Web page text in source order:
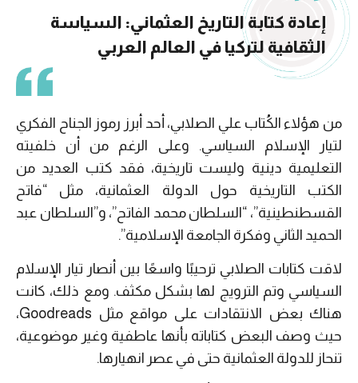
إعادة كتابة التاريخ العثماني: السياسة
الثقافية لتركيا في العالم العربي
من هؤلاء الكُتاب علي الصلابي، أحد أبرز رموز الجناح الفكري
لتيار الإسلام السياسي. وعلى الرغم من أن خلفيته
التعليمية دينية وليست تاريخية، فقد كتب العديد من
الكتب التاريخية حول الدولة العثمانية، مثل “فاتح
القسطنطينية”، “السلطان محمد الفاتح”، و”السلطان عبد
الحميد الثاني وفكرة الجامعة الإسلامية”.
لاقت كتابات الصلابي ترحيبًا واسعًا بين أنصار تيار الإسلام
السياسي وتم الترويج لها بشكل مكثف. ومع ذلك، كانت
هناك بعض الانتقادات على مواقع مثل Goodreads،
حيث وصف البعض كتاباته بأنها عاطفية وغير موضوعية،
تنحاز للدولة العثمانية حتى في عصر انهيارها.